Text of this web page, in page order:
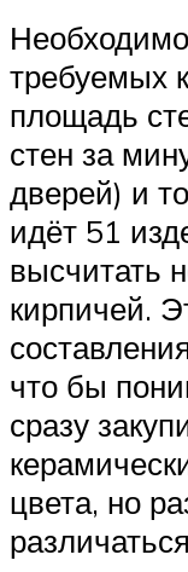
требуемых
площадь
стен за
дверей) и
идёт 51
высчитать
кирпичей.
что бы
сразу
цвета, но